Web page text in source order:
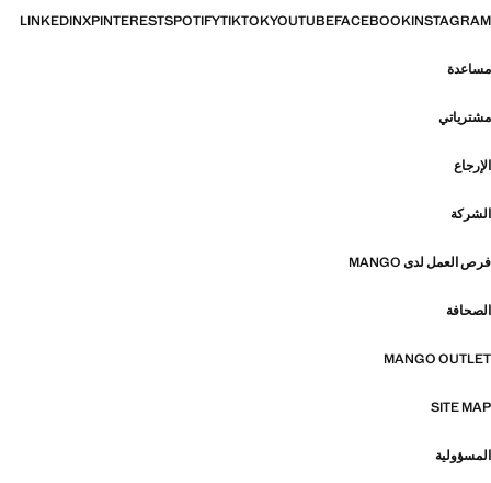
INSTAGRAM
FACEBOOK
YOUTUBE
TIKTOK
SPOTIFY
PINTEREST
X
LINKEDIN
مساعدة
مشترياتي
الإرجاع
الشركة
فرص العمل لدى MANGO
الصحافة
MANGO OUTLET
SITE MAP
المسؤولية